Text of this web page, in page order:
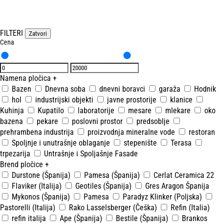
FILTERI Zatvori
Cena
Namena pločica +
Bazen
Dnevna soba dnevni boravci garaža
Hodnik
hol
industrijski objekti javne prostorije
klanice
Kuhinja
Kupatilo laboratorije mesare mlekare
oko
bazena
pekare poslovni prostor
predsoblje
prehrambena industrija
proizvodnja mineralne vode
restoran
Spoljnje i unutrašnje oblaganje
stepenište
Terasa
trpezarija
Untrašnje i Spoljašnje Fasade
Brend pločice +
Durstone (Španija)
Pamesa (Španija)
Cerlat Ceramica 22
Flaviker (Italija)
Geotiles (Španija)
Gres Aragon Španija
Mykonos (Španija)
Pamesa
Paradyz Klinker (Poljska)
Pastorelli (Italija)
Rako Lasselsberger (Češka)
Refin (Italia)
refin italija
Ape (Španija) Bestile (Španija)
Brankos